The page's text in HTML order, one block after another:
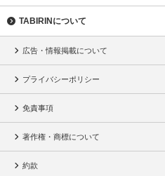
TABIRINについて
広告・情報掲載について
プライバシーポリシー
免責事項
著作権・商標について
約款